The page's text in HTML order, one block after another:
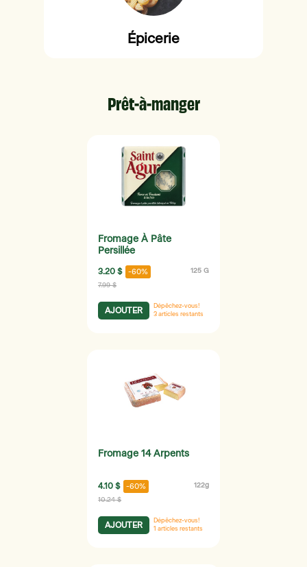
Épicerie
Prêt-à-manger
Fromage À Pâte
Persillée
3.20 $ -60% 125 G
7.99 $
AJOUTER
Dépêchez-vous!
3 articles restants
Fromage 14 Arpents
4.10 $ -60% 122g
10.24 $
AJOUTER
Dépêchez-vous!
1 articles restants